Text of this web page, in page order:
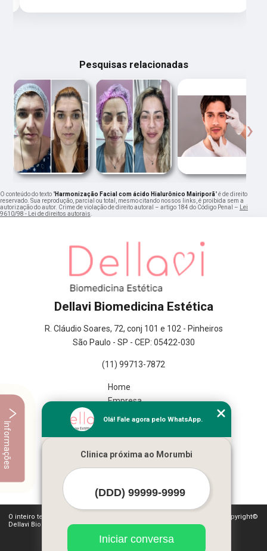
Pesquisas relacionadas
‹ ›
O conteúdo do texto "Harmonização Facial com ácido Hialurônico Mairiporã" é de direito
reservado. Sua reprodução, parcial ou total, mesmo citando nossos links, é proibida sem a
autorização do autor. Crime de violação de direito autoral – artigo 184 do Código Penal – Lei
9610/98 - Lei de direitos autorais.
Dellavi Biomedicina Estética
R. Cláudio Soares, 72, conj 101 e 102 - Pinheiros
São Paulo - SP - CEP: 05422-030
(11) 99713-7872
Home
Empresa
Missão
Mapa do site
Mais Serviços
O inteiro teor deste site está sujeito à proteção de direitos autorais. Copyright©
Dellavi Biomedicina Estética (Lei 9610 de 19/02/1998)
Olá! Fale agora pelo WhatsApp.
Clinica próxima ao Morumbi
Iniciar conversa
Informações